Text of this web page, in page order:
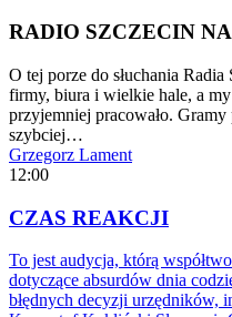
RADIO SZCZECIN
O tej porze do słuchania Radia
firmy, biura i wielkie hale, a
przyjemniej pracowało.
szybciej…
Grzegorz Lament
12:00
CZAS REAKCJI
To jest audycja, którą
dotyczące absurdów dnia
błędnych decyzji urzędników,